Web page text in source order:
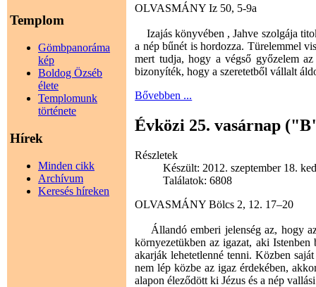
Templom
Gömbpanoráma
kép
Boldog Özséb
élete
Templomunk
története
Hírek
Minden cikk
Archívum
Keresés híreken
OLVASMÁNY Iz 50, 5-9a
Izajás könyvében , Jahve szolgája
a nép bűnét is hordozza. Türelemmel
mert tudja, hogy a végső győzelem
bizonyíték, hogy a szeretetből vállalt
Bővebben ...
Évközi 25. vasárnap
Részletek
Készült: 2012. szeptember 18.
Találatok: 6808
OLVASMÁNY Bölcs 2, 12. 17–20
Állandó emberi jelenség az, hogy
környezetükben az igazat, aki
akarják lehetetlenné tenni. Közben
nem lép közbe az igaz érdekében,
alapon éleződött ki Jézus és a nép